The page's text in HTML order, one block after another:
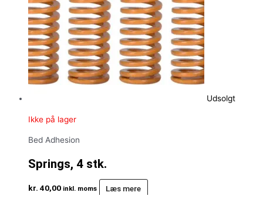
Udsolgt
Ikke på lager
Bed Adhesion
Springs, 4 stk.
kr. 40,00 inkl. moms Læs mere